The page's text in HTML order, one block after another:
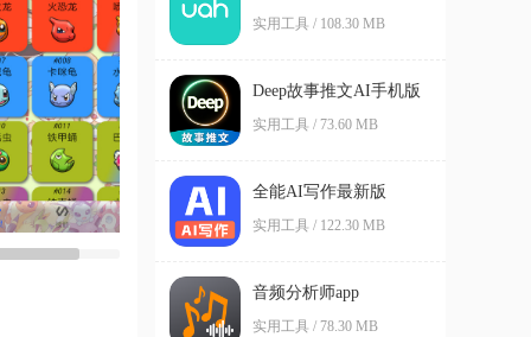
实用工具 / 108.30 MB
Deep故事推文AI手机版
实用工具 / 73.60 MB
全能AI写作最新版
实用工具 / 122.30 MB
音频分析师app
实用工具 / 78.30 MB